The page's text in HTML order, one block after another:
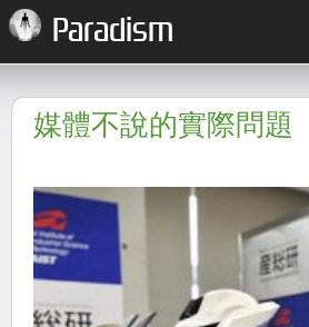
Paradism
媒體不說的實際問題